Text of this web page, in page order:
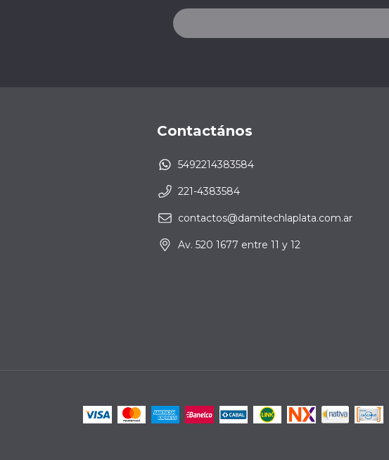
Contactános
5492214383584
221-4383584
contactos@damitechlaplata.com.ar
Av. 520 1677 entre 11 y 12